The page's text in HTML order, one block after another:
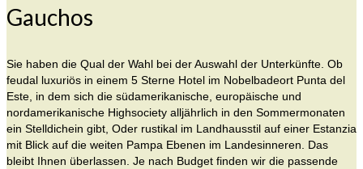
Gauchos
Sie haben die Qual der Wahl bei der Auswahl der Unterkünfte. Ob
feudal luxuriös in einem 5 Sterne Hotel im Nobelbadeort Punta del
Este, in dem sich die südamerikanische, europäische und
nordamerikanische Highsociety alljährlich in den Sommermonaten
ein Stelldichein gibt, Oder rustikal im Landhausstil auf einer Estanzia
mit Blick auf die weiten Pampa Ebenen im Landesinneren. Das
bleibt Ihnen überlassen. Je nach Budget finden wir die passende